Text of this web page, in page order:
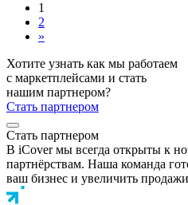
1
2
»
Хотите узнать как мы работаем
с маркетплейсами и стать
нашим партнером?
Стать партнером
Стать партнером
В iCover мы всегда открыты к
партнёрствам. Наша команда
ваш бизнес и увеличить